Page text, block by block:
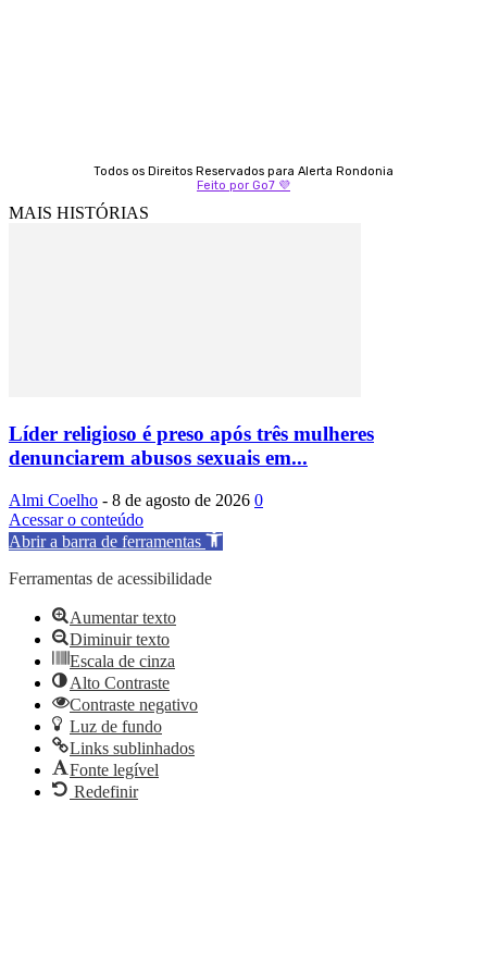
Todos os Direitos Reservados para Alerta Rondonia
Feito por Go7 💜
MAIS HISTÓRIAS
Líder religioso é preso após três mulheres
denunciarem abusos sexuais em...
Almi Coelho - 8 de agosto de 2026 0
Acessar o conteúdo
Abrir a barra de ferramentas
Ferramentas de acessibilidade
Aumentar texto
Diminuir texto
Escala de cinza
Alto Contraste
Contraste negativo
Luz de fundo
Links sublinhados
Fonte legível
Redefinir